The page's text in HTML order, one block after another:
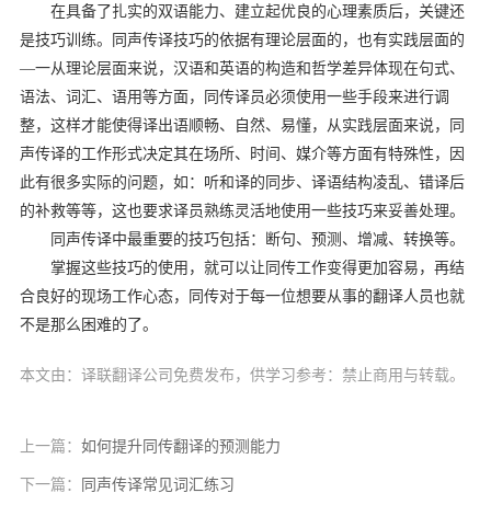
在具备了扎实的双语能力、建立起优良的心理素质后，关键还
是技巧训练。同声传译技巧的依据有理论层面的，也有实践层面的
—一从理论层面来说，汉语和英语的构造和哲学差异体现在句式、
语法、词汇、语用等方面，同传译员必须使用一些手段来进行调
整，这样才能使得译出语顺畅、自然、易懂，从实践层面来说，同
声传译的工作形式决定其在场所、时间、媒介等方面有特殊性，因
此有很多实际的问题，如：听和译的同步、译语结构凌乱、错译后
的补救等等，这也要求译员熟练灵活地使用一些技巧来妥善处理。
同声传译中最重要的技巧包括：断句、预测、增减、转换等。
掌握这些技巧的使用，就可以让同传工作变得更加容易，再结
合良好的现场工作心态，同传对于每一位想要从事的翻译人员也就
不是那么困难的了。
本文由：译联翻译公司免费发布，供学习参考：禁止商用与转载。
上一篇： 如何提升同传翻译的预测能力
下一篇： 同声传译常见词汇练习